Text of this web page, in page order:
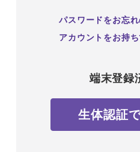
パスワードをお忘
アカウントをお持
端末登録
生体認証